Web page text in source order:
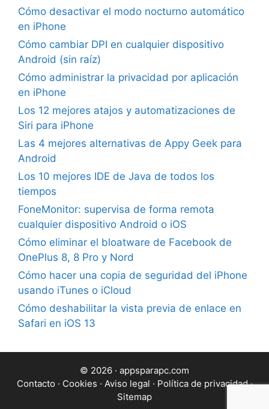
Cómo desactivar el modo nocturno automático
en iPhone
Cómo cambiar DPI en cualquier dispositivo
Android (sin raíz)
Cómo administrar la privacidad por aplicación
en iPhone
Los 12 mejores atajos y automatizaciones de
Siri para iPhone
Las 4 mejores alternativas de Appy Geek para
Android
Los 10 mejores IDE de Java de todos los
tiempos
FoneMonitor: supervisa de forma remota
cualquier dispositivo Android o iOS
Cómo eliminar el bloatware de Facebook de
OnePlus 8, 8 Pro y Nord
Cómo hacer una copia de seguridad del iPhone
usando iTunes o iCloud
Cómo deshabilitar la vista previa de enlace en
Safari en iOS 13
© 2026 · appsparapc.com
Contacto · Cookies · Aviso legal · Política de privacidad·
Sitemap